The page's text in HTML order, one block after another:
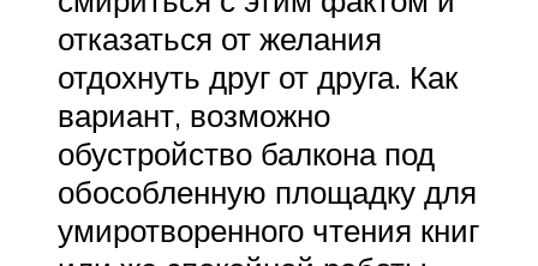
отказаться от желания
отдохнуть друг от друга. Как
вариант, возможно
обустройство балкона под
обособленную площадку для
умиротворенного чтения книг